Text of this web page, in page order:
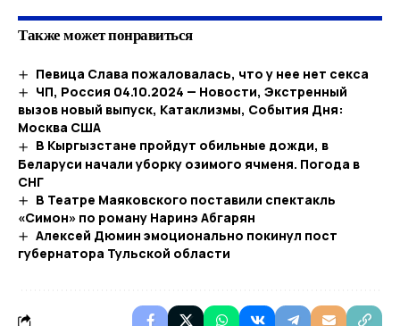
Также может понравиться
Певица Слава пожаловалась, что у нее нет секса
ЧП, Россия 04.10.2024 — Новости, Экстренный
вызов новый выпуск, Катаклизмы, События Дня:
Москва США
В Кыргызстане пройдут обильные дожди, в
Беларуси начали уборку озимого ячменя. Погода в
СНГ
В Театре Маяковского поставили спектакль
«Симон» по роману Наринэ Абгарян
Алексей Дюмин эмоционально покинул пост
губернатора Тульской области